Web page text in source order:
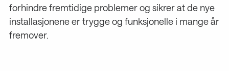
forhindre fremtidige problemer og sikrer at de nye
installasjonene er trygge og funksjonelle i mange år
fremover.